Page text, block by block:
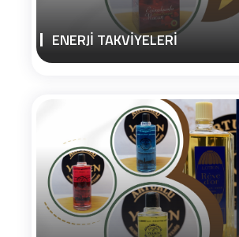
ENERJİ TAKVİYELERİ